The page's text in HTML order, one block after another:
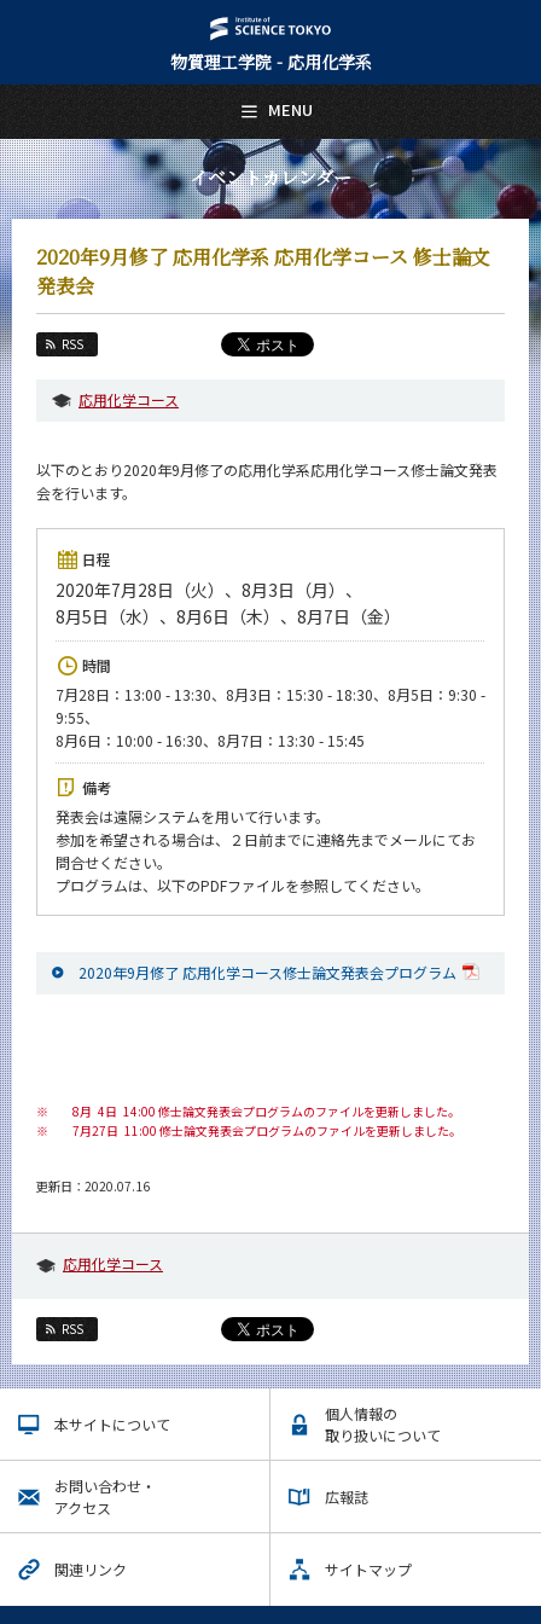
物質理工学院 - 応用化学系
イベントカレンダー
2020年9月修了 応用化学系 応用化学コース 修士論文
発表会
RSS
応用化学コース
以下のとおり2020年9月修了の応用化学系応用化学コース修士論文発表
会を行います。
日程
2020年7月28日（火）、8月3日（月）、
8月5日（水）、8月6日（木）、8月7日（金）
時間
7月28日：13:00 - 13:30、8月3日：15:30 - 18:30、8月5日：9:30 -
9:55、
8月6日：10:00 - 16:30、8月7日：13:30 - 15:45
備考
発表会は遠隔システムを用いて行います。
参加を希望される場合は、２日前までに連絡先までメールにてお
問合せください。
プログラムは、以下のPDFファイルを参照してください。
2020年9月修了 応用化学コース修士論文発表会プログラム
※
8月 4日 14:00 修士論文発表会プログラムのファイルを更新しました。
※
7月27日 11:00 修士論文発表会プログラムのファイルを更新しました。
更新日：2020.07.16
応用化学コース
RSS
本サイトについて
個人情報の
取り扱いについて
お問い合わせ・
アクセス
広報誌
関連リンク サイトマップ
MENU
日本語 English
トップページ
Top Page
応用化学系について
About Us
教育
Education
教員・研究室
Faculty and Laboratories
未来
入学案内
Admissions
News
イベントカレンダー
Event Calendar
今後のイベント
今後の課程別イベント
年別アーカイブ
サイト構成
系詳細情報